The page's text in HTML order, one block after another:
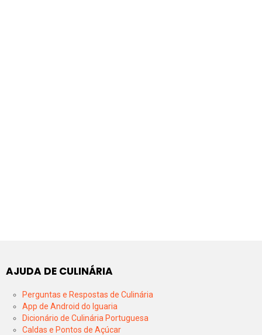
AJUDA DE CULINÁRIA
Perguntas e Respostas de Culinária
App de Android do Iguaria
Dicionário de Culinária Portuguesa
Caldas e Pontos de Açúcar